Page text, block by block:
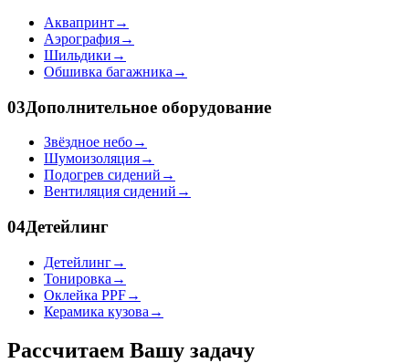
Аквапринт→
Аэрография→
Шильдики →
Обшивка багажника →
03Дополнительное оборудование
Звёздное небо→
Шумоизоляция→
Подогрев сидений →
Вентиляция сидений →
04Детейлинг
Детейлинг→
Тонировка →
Оклейка PPF→
Керамика кузова →
Рассчитаем Вашу задачу